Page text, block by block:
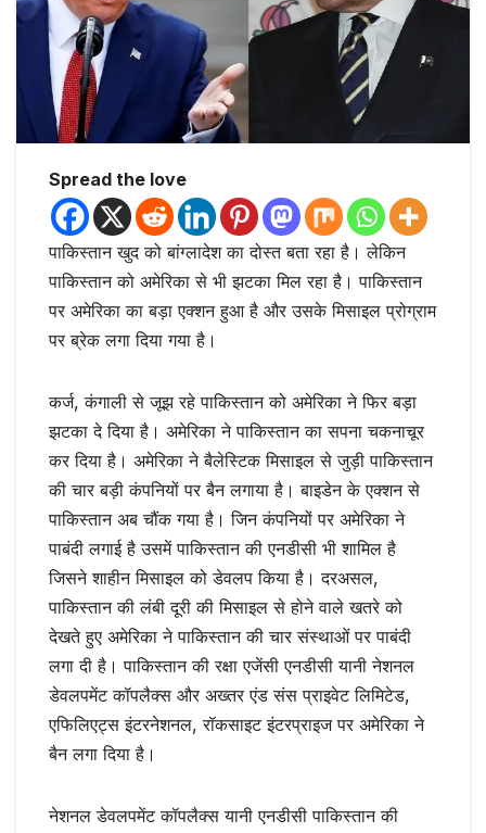
Spread the love
पाकिस्तान खुद को बांग्लादेश का दोस्त बता रहा है। लेकिन
पाकिस्तान को अमेरिका से भी झटका मिल रहा है। पाकिस्तान
पर अमेरिका का बड़ा एक्शन हुआ है और उसके मिसाइल प्रोग्राम
पर ब्रेक लगा दिया गया है।
कर्ज, कंगाली से जूझ रहे पाकिस्तान को अमेरिका ने फिर बड़ा
झटका दे दिया है। अमेरिका ने पाकिस्तान का सपना चकनाचूर
कर दिया है। अमेरिका ने बैलेस्टिक मिसाइल से जुड़ी पाकिस्तान
की चार बड़ी कंपनियों पर बैन लगाया है। बाइडेन के एक्शन से
पाकिस्तान अब चौंक गया है। जिन कंपनियों पर अमेरिका ने
पाबंदी लगाई है उसमें पाकिस्तान की एनडीसी भी शामिल है
जिसने शाहीन मिसाइल को डेवलप किया है। दरअसल,
पाकिस्तान की लंबी दूरी की मिसाइल से होने वाले खतरे को
देखते हुए अमेरिका ने पाकिस्तान की चार संस्थाओं पर पाबंदी
लगा दी है। पाकिस्तान की रक्षा एजेंसी एनडीसी यानी नेशनल
डेवलपमेंट कॉपलैक्स और अख्तर एंड संस प्राइवेट लिमिटेड,
एफिलिएट्स इंटरनेशनल, रॉकसाइट इंटरप्राइज पर अमेरिका ने
बैन लगा दिया है।
नेशनल डेवलपमेंट कॉपलैक्स यानी एनडीसी पाकिस्तान की